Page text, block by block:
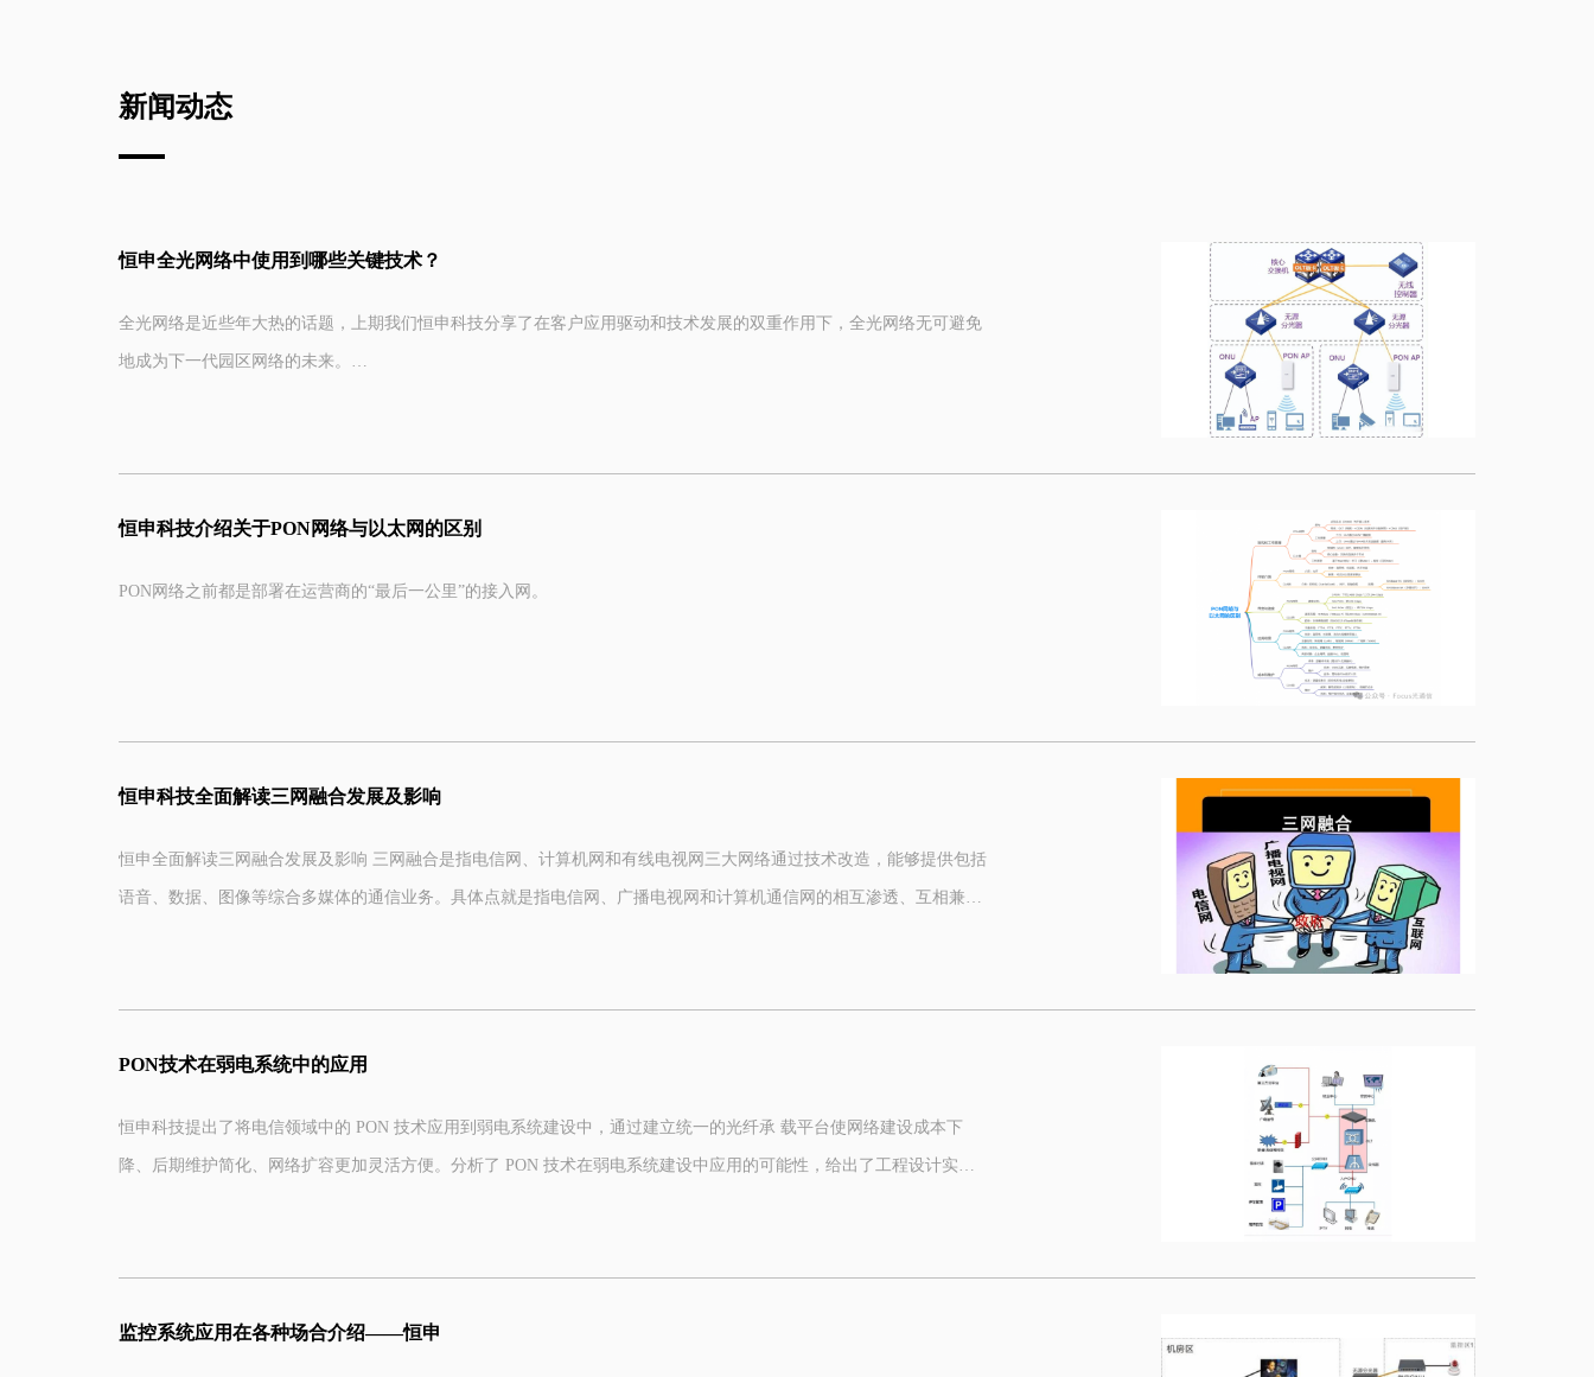
新闻动态
恒申全光网络中使用到哪些关键技术？
全光网络是近些年大热的话题，上期我们恒申科技分享了在客户应用驱动和技术发展的双重作用下，全光网络无可避免
地成为下一代园区网络的未来。
那么全光网络中使用到哪些关键技术？在不同的场景下的应用方案是怎样的呢？今天恒申科技就为大家做个系统性的介
恒申科技介绍关于PON网络与以太网的区别
PON网络之前都是部署在运营商的“最后一公里”的接入网。
关于这两者的对比，网上也是吵翻天了，PON说PON厉害，交换机说交换机厉害。
工作原理：OLT通过ODN向多个ONU广播下行数据，ONU通过时分多址（TDMA）技术在上行方向上发送数据，避免冲
2. PON网络
恒申科技全面解读三网融合发展及影响
恒申全面解读三网融合发展及影响 三网融合是指电信网、计算机网和有线电视网三大网络通过技术改造，能够提供包括
语音、数据、图像等综合多媒体的通信业务。具体点就是指电信网、广播电视网和计算机通信网的相互渗透、互相兼
PON技术在弱电系统中的应用
恒申科技提出了将电信领域中的 PON 技术应用到弱电系统建设中，通过建立统一的光纤承 载平台使网络建设成本下
降、后期维护简化、网络扩容更加灵活方便。分析了 PON 技术在弱电系统建设中应用的可能性，给出了工程设计实
监控系统应用在各种场合介绍——恒申